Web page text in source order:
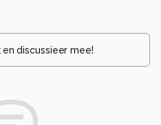
en discussieer mee!